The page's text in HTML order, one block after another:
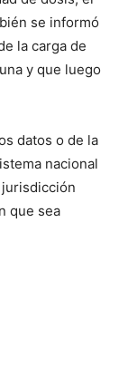
se informó
la carga de
y que luego
datos o de la
nacional
que sea